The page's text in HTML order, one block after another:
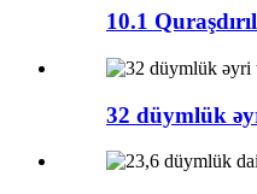
10.1
32 düymlük